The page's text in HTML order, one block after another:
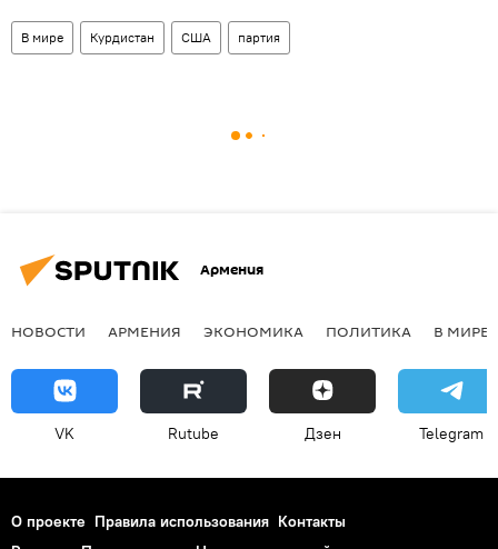
В мире Курдистан США партия
Армения
НОВОСТИ АРМЕНИЯ ЭКОНОМИКА ПОЛИТИКА В МИРЕ
VK Rutube Дзен Telegram
О проекте Правила использования Контакты